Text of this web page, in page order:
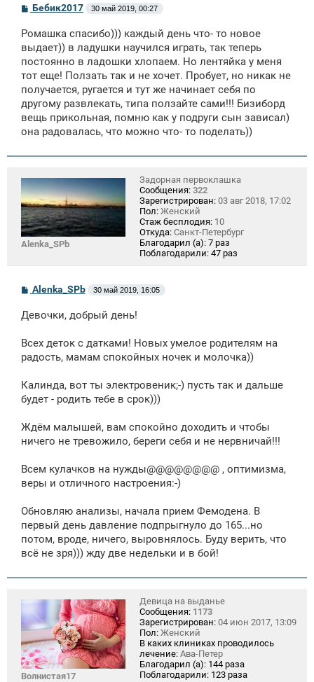
С
о
б
щ
н
и
Бебик2017 30 май 2019, 00:27
Ромашка спасибо))) каждый день что- то новое
выдает)) в ладушки научился играть, так теперь
постоянно в ладошки хлопаем. Но лентяйка у меня
тот еще! Ползать так и не хочет. Пробует, но никак не
получается, ругается и тут же начинает себя по
другому развлекать, типа ползайте сами!!! Бизиборд
вещь прикольная, помню как у подруги сын зависал)
она радовалась, что можно что- то поделать))
Alenka_SPb
Задорная первоклашка
Сообщения: 322
Зарегистрирован: 03 авг 2018, 17:02
Пол: Женский
Стаж бесплодия: 10
Откуда: Санкт-Петербург
Благодарил (а): 7 раз
Поблагодарили: 47 раз
С
о
б
н
и
Alenka_SPb 30 май 2019, 16:05
Девочки, добрый день!
Всех деток с датками! Новых умелое родителям на
радость, мамам спокойных ночек и молочка))
Калинда, вот ты электровеник;-) пусть так и дальше
будет - родить тебе в срок)))
Ждём малышей, вам спокойно доходить и чтобы
ничего не тревожило, береги себя и не нервничай!!!
Всем кулачков на нужды@@@@@@@@ , оптимизма,
веры и отличного настроения:-)
Обновляю анализы, начала прием Фемодена. В
первый день давление подпрыгнуло до 165...но
потом, вроде, ничего, выровнялось. Буду верить, что
всё не зря))) жду две недельки и в бой!
Волнистая17
Девица на выданье
Сообщения: 1173
Зарегистрирован: 04 июн 2017, 13:09
Пол: Женский
В каких клиниках проводилось
лечение: Ава-Петер
Благодарил (а): 144 раза
Поблагодарили: 123 раза